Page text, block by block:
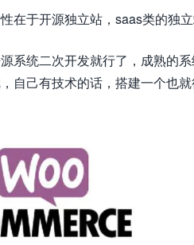
在于开源独立站，saas类的独
系统二次开发就行了，成熟的
自己有技术的话，搭建一个也就